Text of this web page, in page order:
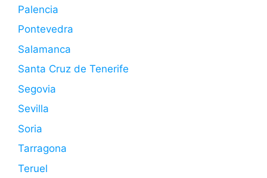
Palencia
Pontevedra
Salamanca
Santa Cruz de Tenerife
Segovia
Sevilla
Soria
Tarragona
Teruel